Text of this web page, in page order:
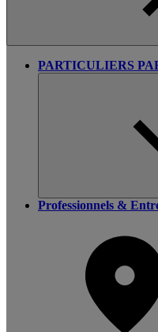
PARTICULIERS
Professionnels &